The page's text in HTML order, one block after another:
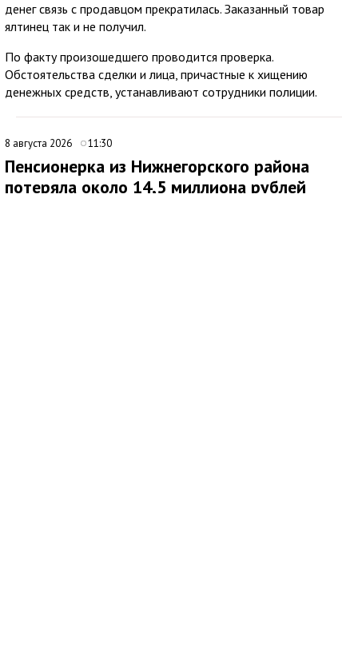
денег связь с продавцом прекратилась. Заказанный товар
ялтинец так и не получил.
По факту произошедшего проводится проверка.
Обстоятельства сделки и лица, причастные к хищению
денежных средств, устанавливают сотрудники полиции.
8 августа 2026 11:30
Пенсионерка из Нижнегорского района
потеряла около 14,5 миллиона рублей